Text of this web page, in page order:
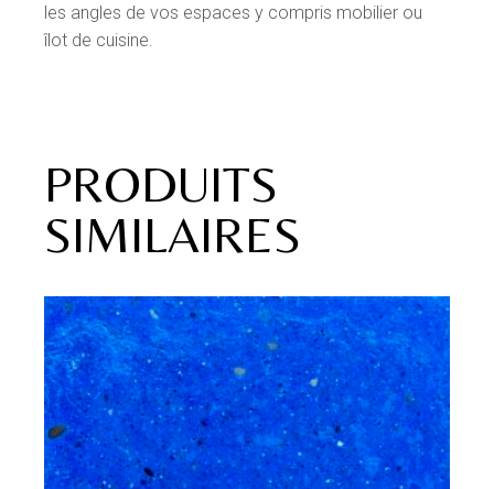
les angles de vos espaces y compris mobilier ou
îlot de cuisine.
PRODUITS
SIMILAIRES